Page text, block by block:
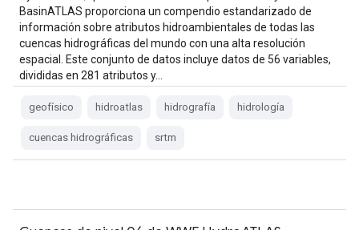
BasinATLAS proporciona un compendio estandarizado de
información sobre atributos hidroambientales de todas las
cuencas hidrográficas del mundo con una alta resolución
espacial. Este conjunto de datos incluye datos de 56 variables,
divididas en 281 atributos y…
geofísico hidroatlas hidrografía hidrología
cuencas hidrográficas srtm